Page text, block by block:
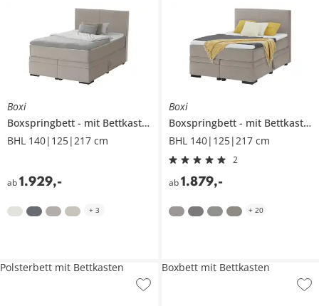
Boxi
Boxspringbett
mit Bettkasten
BHL 140|125|217 cm
ab1.929,-
+ 3
Boxi
Boxspringbett
mit Bettkasten
BHL 140|125|217 cm
2
ab 1.879,-
+ 20
Polsterbett mit Bettkasten Boxbett mit Bettkasten